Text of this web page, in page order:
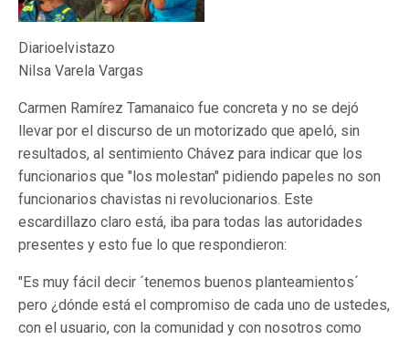
Diarioelvistazo
Nilsa Varela Vargas
Carmen Ramírez Tamanaico fue concreta y no se dejó
llevar por el discurso de un motorizado que apeló, sin
resultados, al sentimiento Chávez para indicar que los
funcionarios que "los molestan" pidiendo papeles no son
funcionarios chavistas ni revolucionarios. Este
escardillazo claro está, iba para todas las autoridades
presentes y esto fue lo que respondieron:
"Es muy fácil decir ´tenemos buenos planteamientos´
pero ¿dónde está el compromiso de cada uno de ustedes,
con el usuario, con la comunidad y con nosotros como